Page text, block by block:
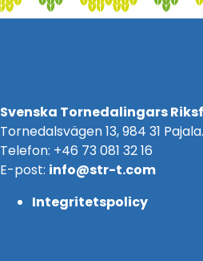
Svenska Tornedalingars
Tornedalsvägen 13, 984 31 Pajala.
Telefon: +46 73 081 32 16
E-post: info@str-t.com
Integritetspolicy